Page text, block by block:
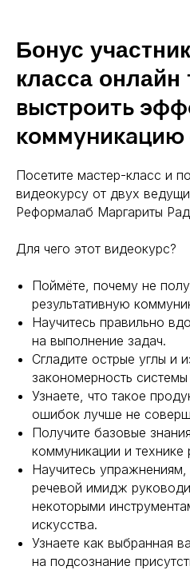
Бонус
класса онлайн
выстроить
коммуникацию
Посетите мастер-класс и
видеокурсу от двух
Реформалаб Маргариты
Для чего этот видеокурс?
Поймёте, почему не
результативную
Научитесь правильно
на выполнение задач.
Сгладите острые углы и
закономерность
Узнаете, что такое
ошибок лучше не
Получите базовые
коммуникации и технике
Научитесь
речевой имидж
некоторыми
искусства.
Узнаете как выбранная
на подсознание